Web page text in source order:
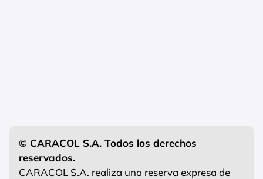
© CARACOL S.A. Todos los derechos
reservados.
CARACOL S.A. realiza una reserva expresa de